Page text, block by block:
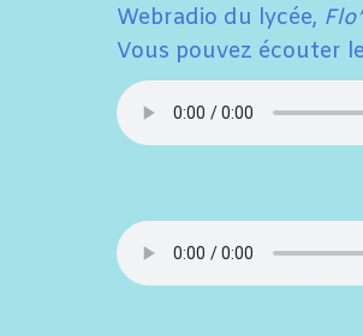
Webradio du lycée,
Vous pouvez écouter